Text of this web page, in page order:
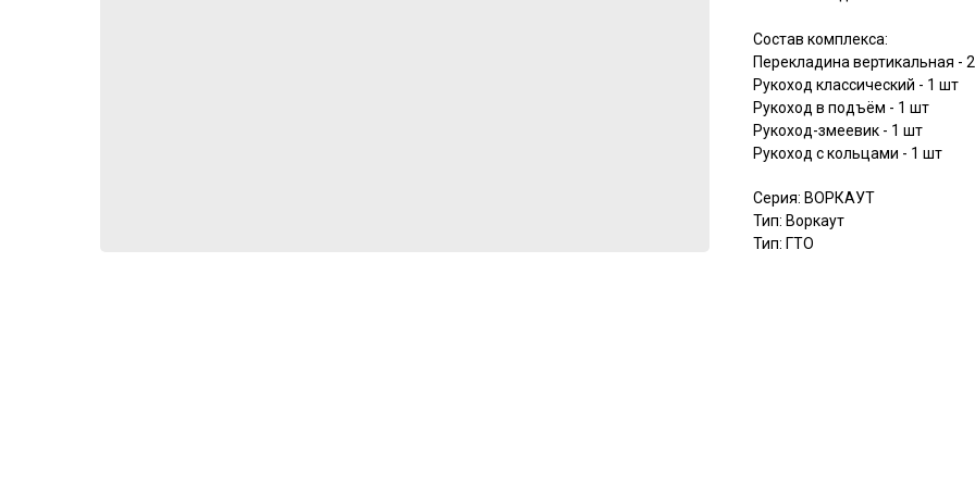
Состав комплекса:
Перекладина вертикальная -
Рукоход классический - 1 шт
Рукоход в подъём - 1 шт
Рукоход-змеевик - 1 шт
Рукоход с кольцами - 1 шт
Серия: ВОРКАУТ
Тип: Воркаут
Тип: ГТО